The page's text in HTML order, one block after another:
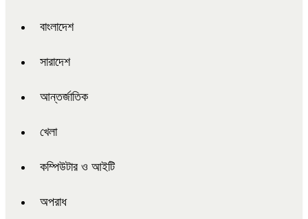
বাংলাদেশ
সারাদেশ
আন্তর্জাতিক
খেলা
কম্পিউটার ও আইটি
অপরাধ